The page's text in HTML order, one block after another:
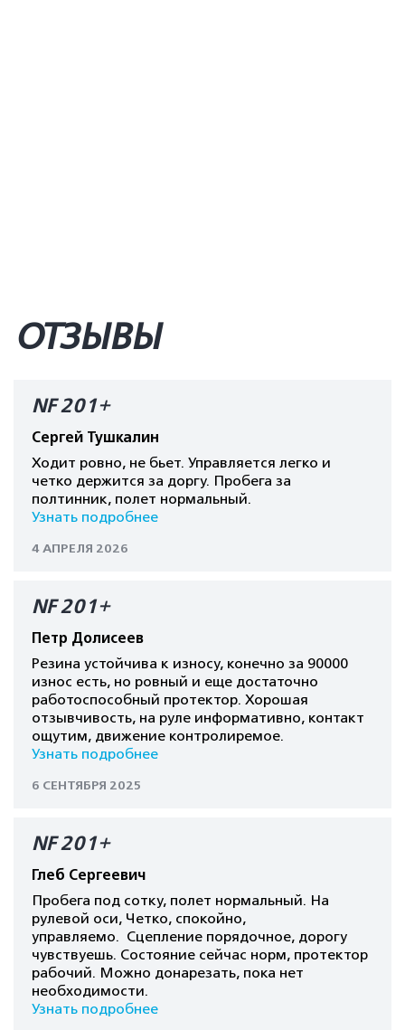
ОТЗЫВЫ
NF 201+
Сергей Тушкалин
Ходит ровно, не бьет. Управляется легко и
четко держится за доргу. Пробега за
полтинник, полет нормальный.
Узнать подробнее
4 АПРЕЛЯ 2026
NF 201+
Петр Долисеев
Резина устойчива к износу, конечно за 90000
износ есть, но ровный и еще достаточно
работоспособный протектор. Хорошая
отзывчивость, на руле информативно, контакт
ощутим, движение контролиремое.
Узнать подробнее
6 СЕНТЯБРЯ 2025
NF 201+
Глеб Сергеевич
Пробега под сотку, полет нормальный. На
рулевой оси, Четко, спокойно,
управляемо. Сцепление порядочное, дорогу
чувствуешь. Состояние сейчас норм, протектор
рабочий. Можно донарезать, пока нет
необходимости.
Узнать подробнее